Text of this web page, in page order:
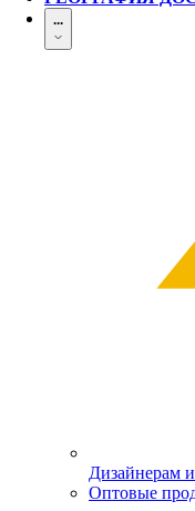
...
Дизайнерам
Оптовые